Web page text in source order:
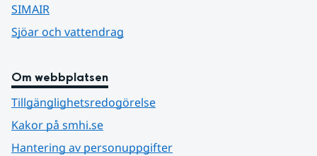
SIMAIR
Sjöar och vattendrag
Om webbplatsen
Tillgänglighetsredogörelse
Kakor på smhi.se
Hantering av personuppgifter